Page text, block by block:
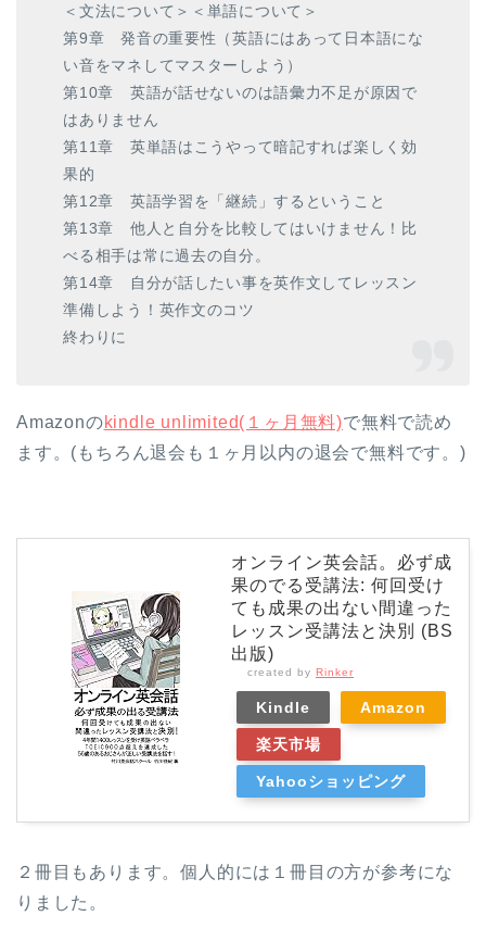
＜文法について＞＜単語について＞
第9章 発音の重要性（英語にはあって日本語にな
い音をマネしてマスターしよう）
第10章 英語が話せないのは語彙力不足が原因で
はありません
第11章 英単語はこうやって暗記すれば楽しく効
果的
第12章 英語学習を「継続」するということ
第13章 他人と自分を比較してはいけません！比
べる相手は常に過去の自分。
第14章 自分が話したい事を英作文してレッスン
準備しよう！英作文のコツ
終わりに
Amazonのkindle unlimited(１ヶ月無料)で無料で読め
ます。(もちろん退会も１ヶ月以内の退会で無料です。)
オンライン英会話。必ず成
果のでる受講法: 何回受け
ても成果の出ない間違った
レッスン受講法と決別 (BS
出版)
created by Rinker
Kindle Amazon
楽天市場
Yahooショッピング
２冊目もあります。個人的には１冊目の方が参考にな
りました。